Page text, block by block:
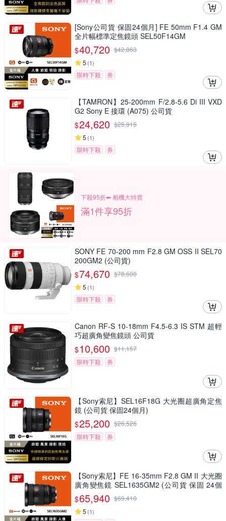
[Sony公司貨 保固24個月] FE 50mm F1.4 GM
全片幅標準定焦鏡頭 SEL50F14GM
$40,720 $42,863
5 (1)
限時下殺 券
【TAMRON】25-200mm F/2.8-5.6 Di III VXD
G2 Sony E 接環 (A075) 公司貨
$24,620 $25,915
5 (1)
限時下殺 券
下殺95折⬅︎ 相機大特賣
滿1件享95折
SONY FE 70-200 mm F2.8 GM OSS II SEL70
200GM2 (公司貨)
$74,670 $78,600
5 (1)
限時下殺 券
Canon RF-S 10-18mm F4.5-6.3 IS STM 超輕
巧超廣角變焦鏡頭 公司貨
$10,600 $11,157
限時下殺
券
【Sony索尼】SEL16F18G 大光圈超廣角定焦
鏡 (公司貨 保固24個月)
$25,200 $26,526
限時下殺
券
【Sony索尼】FE 16-35mm F2.8 GM II 大光圈
廣角變焦鏡 SEL1635GM2 (公司貨 保固 24個
月)
$65,940 $69,410
5 (1)